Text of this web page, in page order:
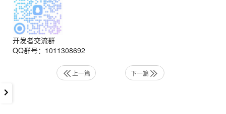
开发者交流群
QQ群号：1011308692
上一篇 下一篇